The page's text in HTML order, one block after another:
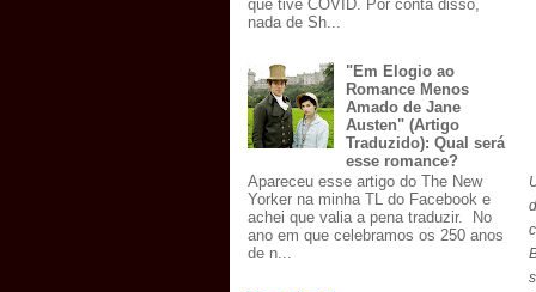
que tive COVID. Por conta disso,
nada de Sh...
"Em Elogio ao
Romance Menos
Amado de Jane
Austen" (Artigo
Traduzido): Qual será
esse romance?
Apareceu esse artigo do The New
Yorker na minha TL do Facebook e
achei que valia a pena traduzir. No
ano em que celebramos os 250 anos
de n...